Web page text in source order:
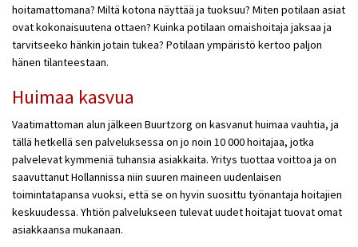
hoitamattomana? Miltä kotona näyttää ja tuoksuu? Miten potilaan asiat
ovat kokonaisuutena ottaen? Kuinka potilaan omaishoitaja jaksaa ja
tarvitseeko hänkin jotain tukea? Potilaan ympäristö kertoo paljon
hänen tilanteestaan.
Huimaa kasvua
Vaatimattoman alun jälkeen Buurtzorg on kasvanut huimaa vauhtia, ja
tällä hetkellä sen palveluksessa on jo noin 10 000 hoitajaa, jotka
palvelevat kymmeniä tuhansia asiakkaita. Yritys tuottaa voittoa ja on
saavuttanut Hollannissa niin suuren maineen uudenlaisen
toimintatapansa vuoksi, että se on hyvin suosittu työnantaja hoitajien
keskuudessa. Yhtiön palvelukseen tulevat uudet hoitajat tuovat omat
asiakkaansa mukanaan.